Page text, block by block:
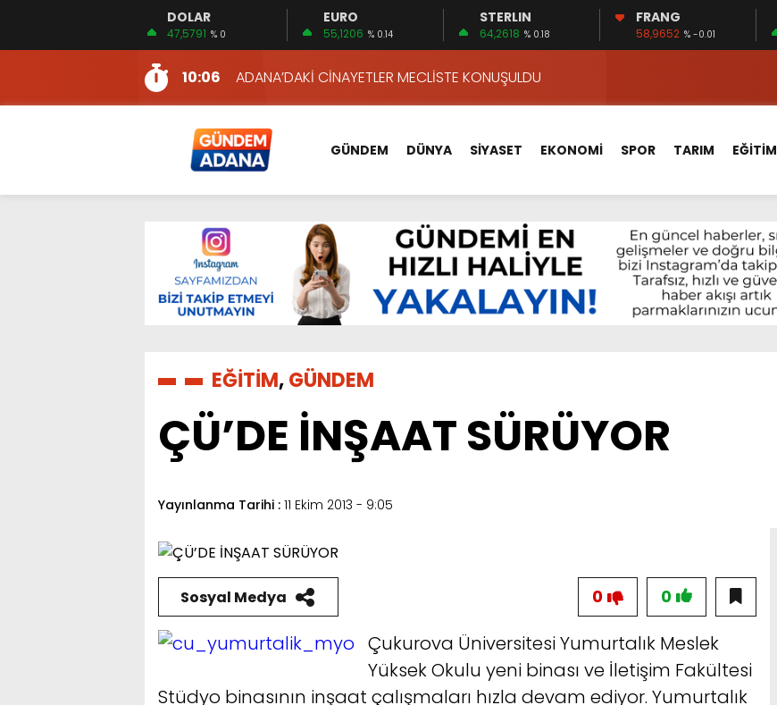
DOLAR
47,5791 % 0
EURO
55,1206 % 0.14
STERLIN
64,2618 % 0.18
FRANG
58,9652 % -0.01
11:22
KIZILAY’DAN MAHALLE MAHALLE KAN BAĞIŞI SEFERBERLİĞİ
10:06
ADANA’DAKİ CİNAYETLER MECLİSTE KONUŞULDU
13:54
NACAR: ESNAFIN SAĞLIK HİZMETLERİNİ KONUŞTUK
13:19
NACAR, DAHA İYİ SAĞLIK HİZMETLERİ İÇİN SAHADA
7:26
SULAMA KANALLARINDAKİ BOĞULMALARI ÖNLEMEK İÇİN GÖRÜŞTÜLER…
14:24
HERKES İÇİN ERİŞİLEBİLİR BEYİN SAĞLIĞI!
14:22
EMEKLİLER EN DÜŞÜK EMEKLİ AYLIĞININ 40 BİN LİRA OLMASINI İSTİYOR!
İKİNCİ 500’DE ADANA’DAN 15 FİRMA
13:48
HAFTA SONUNA ÖZEL KİTAPLAR…
12:54
YÜKSEL YEŞİLOVA, KOSOVA YOLUNDA…
11:22
KIZILAY’DAN MAHALLE MAHALLE KAN BAĞIŞI SEFERBERLİĞİ
GÜNDEM DÜNYA SİYASET EKONOMİ SPOR TARIM EĞİTİM
EĞİTİM,GÜNDEM
ÇÜ’DE İNŞAAT SÜRÜYOR
Yayınlanma Tarihi : 11 Ekim 2013 - 9:05
Sosyal Medya 0
0
Çukurova Üniversitesi Yumurtalık Meslek
Yüksek Okulu yeni binası ve İletişim Fakültesi
Stüdyo binasının inşaat çalışmaları hızla devam ediyor. Yumurtalık